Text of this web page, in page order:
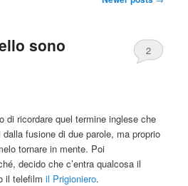
sono
2
di ricordare quel termine inglese che
fusione di due parole, ma proprio
tornare in mente. Poi
decido che c’entra qualcosa il
il telefilmil Prigioniero.